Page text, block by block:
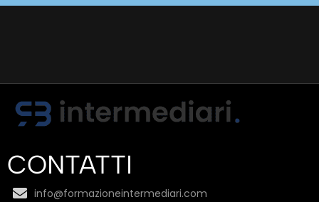
CONTATTI
info@formazioneintermediari.com